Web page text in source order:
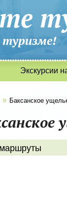
Экскурсии
» Баксанское